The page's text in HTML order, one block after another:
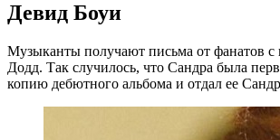
Девид Боуи
Музыканты получают письма от фанатов
Додд. Так случилось, что Сандра была
копию дебютного альбома и отдал ее